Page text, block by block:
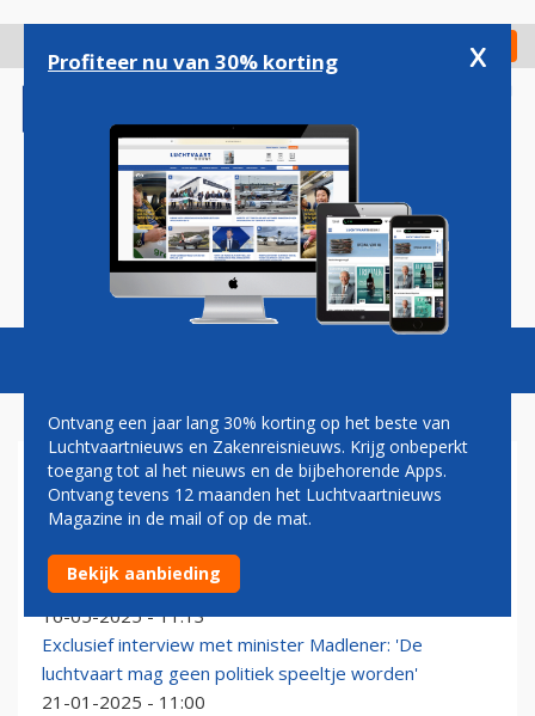
gaan
Check in
Magazine Podcasts Vacatures
BARRY MADLENER
Madlener: 'Werk aan de winkel om Kamer te
overtuigen voor opening Lelystad Airport'
16-05-2025 - 11:13
Exclusief interview met minister Madlener: 'De
luchtvaart mag geen politiek speeltje worden'
21-01-2025 - 11:00
Profiteer nu van 30% korting x
Ontvang een jaar lang 30% korting op het beste van
Luchtvaartnieuws en Zakenreisnieuws. Krijg onbeperkt
toegang tot al het nieuws en de bijbehorende Apps.
Ontvang tevens 12 maanden het Luchtvaartnieuws
Magazine in de mail of op de mat.
Bekijk aanbieding